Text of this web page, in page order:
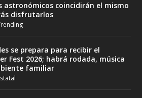
astronómicos coincidirán el mismo
disfrutarlos
se prepara para recibir el
Fest 2026; habrá rodada, música
familiar